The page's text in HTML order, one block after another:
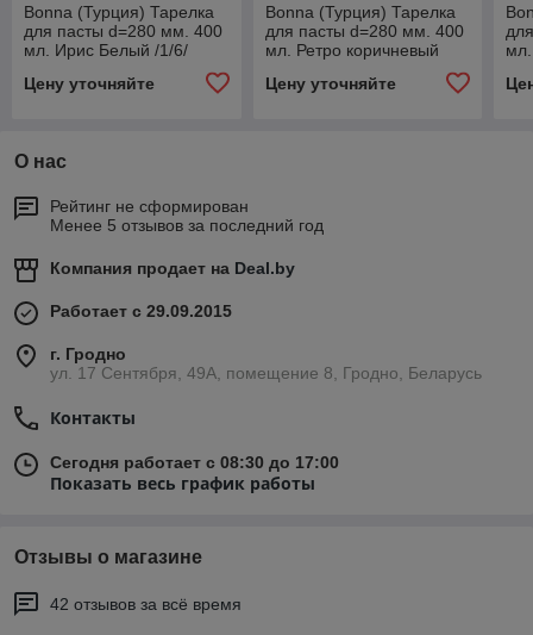
Bonna (Турция) Тарелка
для пасты d=280 мм. 400
мл. Ирис Белый /1/6/
Цену уточняйте
Bonna (Турция) Тарелка
для пасты d=280 мм. 400
мл. Ретро коричневый
Цену уточняйте
О нас
Рейтинг не сформирован
Менее 5 отзывов за последний год
Компания продает на Deal.by
Работает с 29.09.2015
г. Гродно
ул. 17 Сентября, 49А, помещение 8, Гродно, Беларусь
Контакты
Сегодня работает с 08:30 до 17:00
Показать весь график работы
Отзывы о магазине
42 отзывов за всё время